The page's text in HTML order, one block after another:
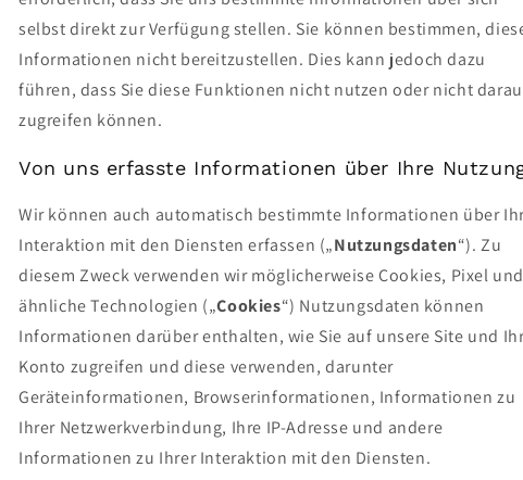
selbst direkt zur Verfügung stellen. Sie können bestimmen,
Informationen nicht bereitzustellen. Dies kann jedoch dazu
führen, dass Sie diese Funktionen nicht nutzen oder nicht
zugreifen können.
Von uns erfasste Informationen über Ihre
Wir können auch automatisch bestimmte Informationen über
Interaktion mit den Diensten erfassen („Nutzungsdaten“). Zu
diesem Zweck verwenden wir möglicherweise Cookies, Pixel und
ähnliche Technologien („Cookies“) Nutzungsdaten können
Informationen darüber enthalten, wie Sie auf unsere Site und
Konto zugreifen und diese verwenden, darunter
Geräteinformationen, Browserinformationen, Informationen zu
Ihrer Netzwerkverbindung, Ihre IP-Adresse und andere
Informationen zu Ihrer Interaktion mit den Diensten.